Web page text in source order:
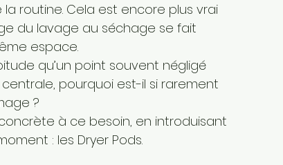
routine. Cela est encore plus vrai
du lavage au séchage se fait
espace.
qu’un point souvent négligé
pourquoi est-il si rarement
?
à ce besoin, en introduisant
: les Dryer Pods.